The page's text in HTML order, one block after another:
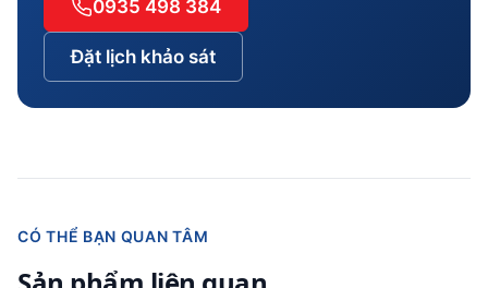
0935 498 384
Đặt lịch khảo sát
CÓ THỂ BẠN QUAN TÂM